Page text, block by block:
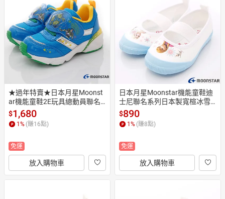
★過年特賣★日本月星Moonst
ar機能童鞋2E玩具總動員聯名
電燈運動鞋款DNC13025藍(中
小童)
$1,680
1% (賺16點)
免運
放入購物車
日本月星Moonstar機能童鞋迪
士尼聯名系列日本製寬楦冰雪
奇緣室內鞋款F019藍(中小童
段)
$890
1% (賺8點)
免運
放入購物車